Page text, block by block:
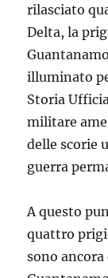
rilasciato
Delta, la
illuminato
Storia
militare
delle scorie
guerra
A questo
quattro
sono